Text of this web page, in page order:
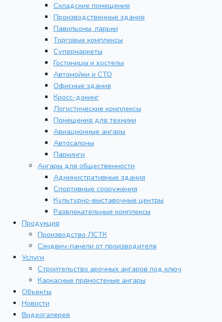
Складские помещения
Производственные здания
Павильоны, ларьки
Торговые комплексы
Супермаркеты
Гостиницы и хостелы
Автомойки и СТО
Офисные здания
Кросс-докинг
Логистические комплексы
Помещения для техники
Авиационные ангары
Автосалоны
Паркинги
Ангары для общественности
Административные здания
Спортивные сооружения
Культурно-выставочные центры
Развлекательные комплексы
Продукция
Производство ЛСТК
Сэндвич-панели от производителя
Услуги
Строительство арочных ангаров под ключ
Каркасные прямостеные ангары
Объекты
Новости
Видеогалерея